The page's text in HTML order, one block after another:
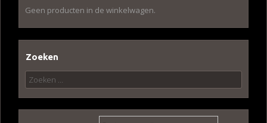
Geen producten in de winkelwagen.
Zoeken
Zoeken
naar: